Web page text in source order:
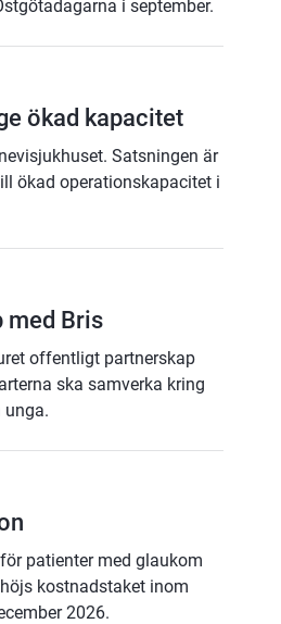
i september.
ökad kapacitet
Satsningen är
ökad operationskapacitet i
med Bris
offentligt partnerskap
ska samverka kring
unga.
patienter med glaukom
kostnadstaket inom
2026.